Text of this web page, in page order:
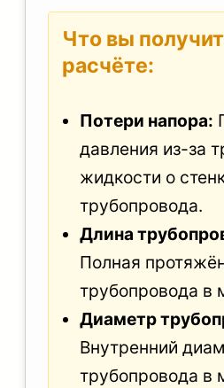
Что вы
расчёте:
Потери напора:
давления из-за
жидкости о
трубопровода.
Длина
Полная
трубопровода в
Диаметр
Внутренний
трубопровода в